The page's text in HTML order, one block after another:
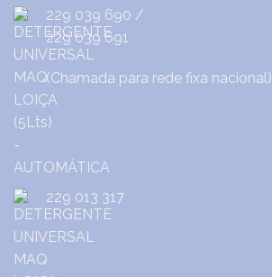
229 039 690 /
229 039 691
(Chamada para rede fixa nacional)
229 013 317